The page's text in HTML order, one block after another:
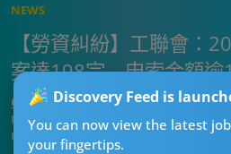
Discovery Feed is
You can now view the latest
your fingertips.
NEWS
【勞資糾紛】工聯會：
案達198宗 申索金額逾
CTgoodjobs’ Editor
Published:
2024-12-31
Updated:
2024-12-31 17:43